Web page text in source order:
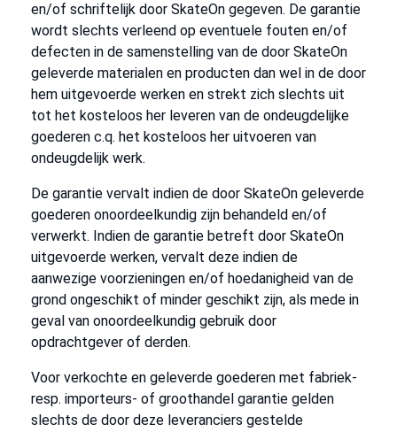
en/of schriftelijk door SkateOn gegeven. De garantie
wordt slechts verleend op eventuele fouten en/of
defecten in de samenstelling van de door SkateOn
geleverde materialen en producten dan wel in de door
hem uitgevoerde werken en strekt zich slechts uit
tot het kosteloos her leveren van de ondeugdelijke
goederen c.q. het kosteloos her uitvoeren van
ondeugdelijk werk.
De garantie vervalt indien de door SkateOn geleverde
goederen onoordeelkundig zijn behandeld en/of
verwerkt. Indien de garantie betreft door SkateOn
uitgevoerde werken, vervalt deze indien de
aanwezige voorzieningen en/of hoedanigheid van de
grond ongeschikt of minder geschikt zijn, als mede in
geval van onoordeelkundig gebruik door
opdrachtgever of derden.
Voor verkochte en geleverde goederen met fabriek-
resp. importeurs- of groothandel garantie gelden
slechts de door deze leveranciers gestelde